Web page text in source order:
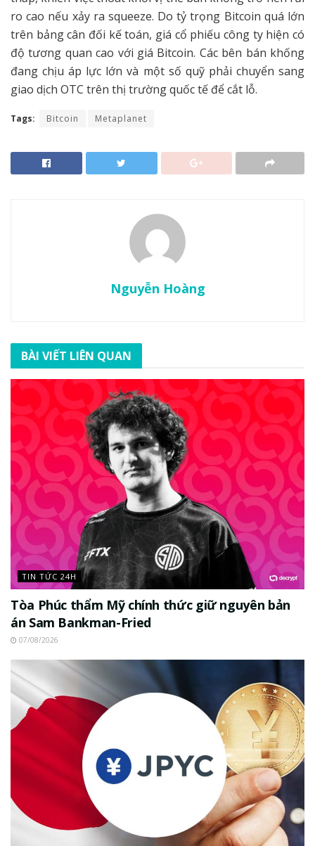
ro cao nếu xảy ra squeeze. Do tỷ trọng Bitcoin quá lớn
trên bảng cân đối kế toán, giá cổ phiếu công ty hiện có
độ tương quan cao với giá Bitcoin. Các bên bán khống
đang chịu áp lực lớn và một số quỹ phải chuyển sang
giao dịch OTC trên thị trường quốc tế để cắt lỗ.
Tags: Bitcoin Metaplanet
Nguyễn Hoàng
BÀI VIẾT LIÊN QUAN
TIN TỨC 24H
Tòa Phúc thẩm Mỹ chính thức giữ nguyên bản
án Sam Bankman-Fried
07/08/2026